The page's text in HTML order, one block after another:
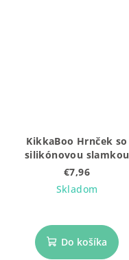
KikkaBoo Hrnček so
silikónovou slamkou
220ml 8m+ Moony me
€7,96
Skladom
Do košíka